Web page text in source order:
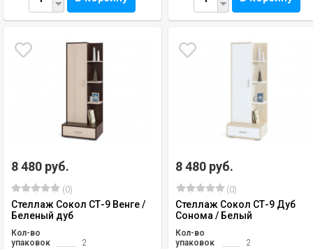
8 480 руб.
(0)
Стеллаж Сокол СТ-9 Венге /
Беленый дуб
Кол-во
упаковок
2
8 480 руб.
(0)
Стеллаж Сокол СТ-9 Дуб
Сонома / Белый
Кол-во
упаковок
2